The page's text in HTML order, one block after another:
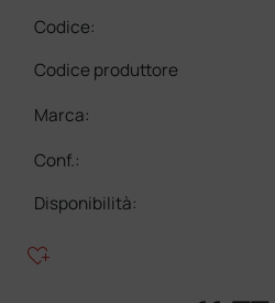
Codice:
Codice produttore
Marca:
Conf.:
Disponibilità:
heart_plus